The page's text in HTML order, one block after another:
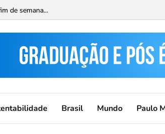
de semana...
Brasil Mundo Paulo